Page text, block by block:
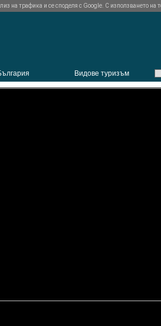
Видове туризъм
на трафика и се споделя с Google. С използването на